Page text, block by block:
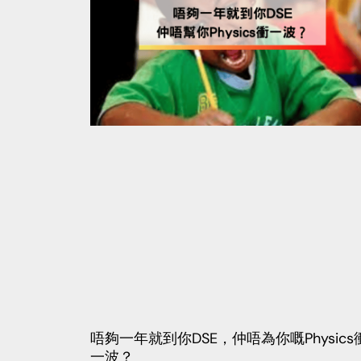
唔夠一年就到你DSE，仲唔為你嘅Physics
一波？